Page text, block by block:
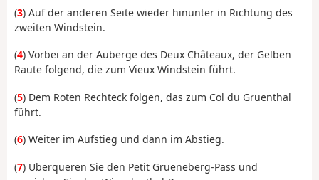
(3) Auf der anderen Seite wieder hinunter in Richtung des
zweiten Windstein.
(4) Vorbei an der Auberge des Deux Châteaux, der Gelben
Raute folgend, die zum Vieux Windstein führt.
(5) Dem Roten Rechteck folgen, das zum Col du Gruenthal
führt.
(6) Weiter im Aufstieg und dann im Abstieg.
(7) Überqueren Sie den Petit Grueneberg-Pass und